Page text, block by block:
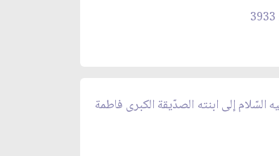
السّلام إلى ابنته الصدّيقة الكبرى فاطمة